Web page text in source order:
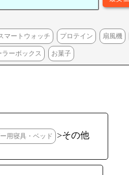
マートウォッチ プロテイン 扇風機
ラーボックス お菓子
用寝具・ベッド >その他